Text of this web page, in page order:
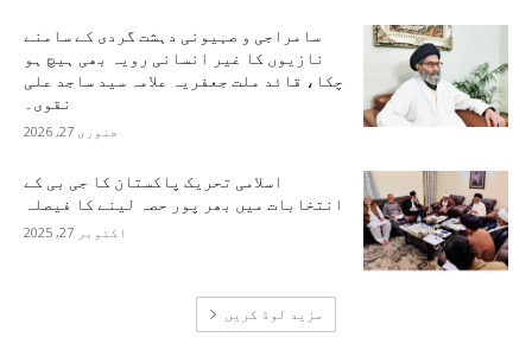
سامراجی و صہیونی دہشت گردی کے سامنے
نازیوں کا غیر انسانی رویہ بھی ہیچ ہو
چکا، قائد ملت جعفریہ علامہ سید ساجد علی
نقوی۔
جنوری 27, 2026
اسلامی تحریک پاکستان کا جی بی کے
انتخابات میں بھر پور حصہ لینے کا فیصلہ
اکتوبر 27, 2025
مزید لوڈ کریں